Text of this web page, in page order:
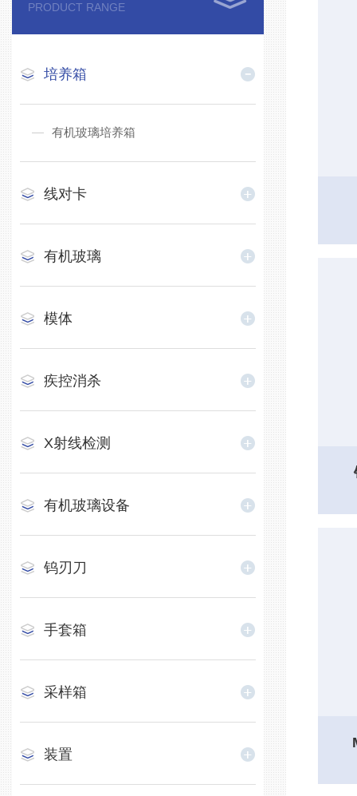
PRODUCT RANGE
培养箱
有机玻璃培养箱
线对卡
有机玻璃
模体
疾控消杀
X射线检测
​有机玻璃设备
钨刃刀
手套箱
采样箱
装置